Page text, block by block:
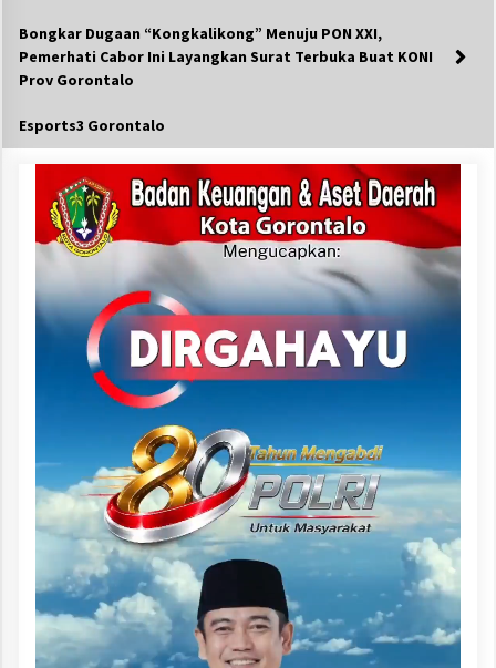
Bongkar Dugaan “Kongkalikong” Menuju PON XXI,
Pemerhati Cabor Ini Layangkan Surat Terbuka Buat KONI
Prov Gorontalo
Esports3 Gorontalo